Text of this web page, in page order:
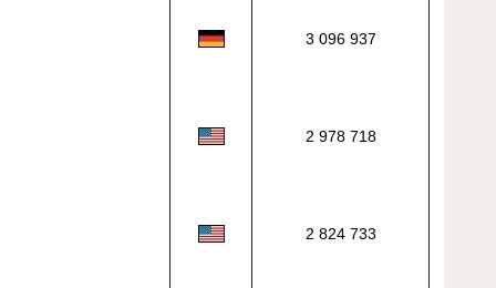
3 096 937
2 978 718
2 824 733